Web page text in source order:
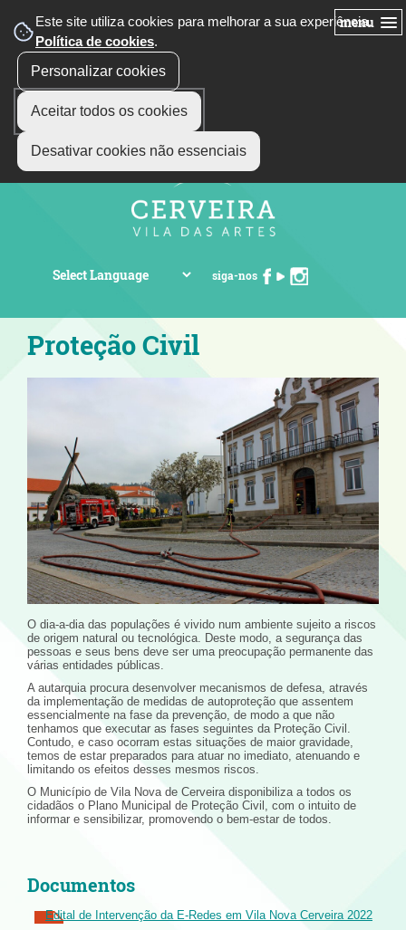
Este site utiliza cookies para melhorar a sua experiência.
Política de cookies.
Personalizar cookies
Aceitar todos os cookies
Desativar cookies não essenciais
menu
siga-nos
Proteção Civil
O dia-a-dia das populações é vivido num ambiente sujeito a riscos
de origem natural ou tecnológica. Deste modo, a segurança das
pessoas e seus bens deve ser uma preocupação permanente das
várias entidades públicas.
A autarquia procura desenvolver mecanismos de defesa, através
da implementação de medidas de autoproteção que assentem
essencialmente na fase da prevenção, de modo a que não
tenhamos que executar as fases seguintes da Proteção Civil.
Contudo, e caso ocorram estas situações de maior gravidade,
temos de estar preparados para atuar no imediato, atenuando e
limitando os efeitos desses mesmos riscos.
O Município de Vila Nova de Cerveira disponibiliza a todos os
cidadãos o Plano Municipal de Proteção Civil, com o intuito de
informar e sensibilizar, promovendo o bem-estar de todos.
Documentos
Edital de Intervenção da E-Redes em Vila Nova Cerveira 2022